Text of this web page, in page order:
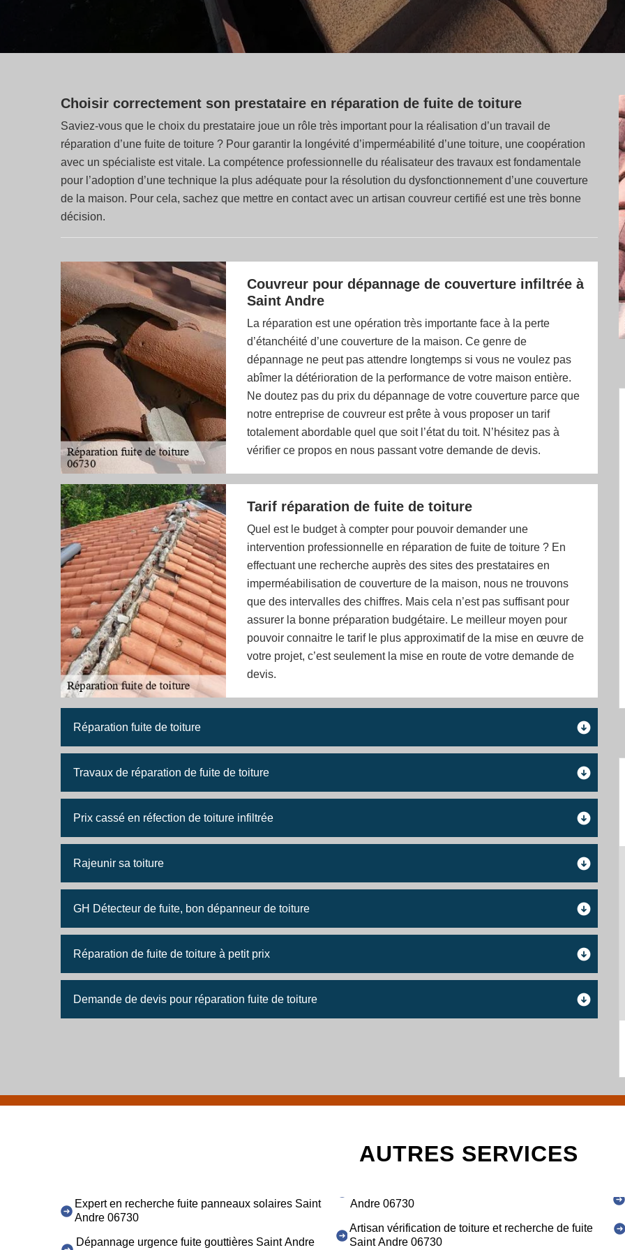
Choisir correctement son prestataire en réparation de fuite de toiture
Saviez-vous que le choix du prestataire joue un rôle très important pour la réalisation d’un travail de
réparation d’une fuite de toiture ? Pour garantir la longévité d’imperméabilité d’une toiture, une coopération
avec un spécialiste est vitale. La compétence professionnelle du réalisateur des travaux est fondamentale
pour l’adoption d’une technique la plus adéquate pour la résolution du dysfonctionnement d’une couverture
de la maison. Pour cela, sachez que mettre en contact avec un artisan couvreur certifié est une très bonne
décision.
Couvreur pour dépannage de couverture infiltrée à
Saint Andre
La réparation est une opération très importante face à la perte
d’étanchéité d’une couverture de la maison. Ce genre de
dépannage ne peut pas attendre longtemps si vous ne voulez pas
abîmer la détérioration de la performance de votre maison entière.
Ne doutez pas du prix du dépannage de votre couverture parce que
notre entreprise de couvreur est prête à vous proposer un tarif
totalement abordable quel que soit l’état du toit. N’hésitez pas à
vérifier ce propos en nous passant votre demande de devis.
Tarif réparation de fuite de toiture
Quel est le budget à compter pour pouvoir demander une
intervention professionnelle en réparation de fuite de toiture ? En
effectuant une recherche auprès des sites des prestataires en
imperméabilisation de couverture de la maison, nous ne trouvons
que des intervalles des chiffres. Mais cela n’est pas suffisant pour
assurer la bonne préparation budgétaire. Le meilleur moyen pour
pouvoir connaitre le tarif le plus approximatif de la mise en œuvre de
votre projet, c’est seulement la mise en route de votre demande de
devis.
Réparation fuite de toiture
Travaux de réparation de fuite de toiture
Prix cassé en réfection de toiture infiltrée
Rajeunir sa toiture
GH Détecteur de fuite, bon dépanneur de toiture
Réparation de fuite de toiture à petit prix
Demande de devis pour réparation fuite de toiture
AUTRES SERVICES
Expert en recherche fuite panneaux solaires Saint
Andre 06730
Dépannage urgence fuite gouttières Saint Andre
Andre 06730
Artisan vérification de toiture et recherche de fuite
Saint Andre 06730